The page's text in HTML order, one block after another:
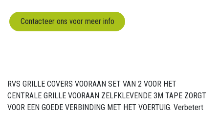
Contacteer ons voor meer info
RVS GRILLE COVERS VOORAAN SET VAN 2 VOOR HET
CENTRALE GRILLE VOORAAN ZELFKLEVENDE 3M TAPE ZORGT
VOOR EEN GOEDE VERBINDING MET HET VOERTUIG. Verbetert